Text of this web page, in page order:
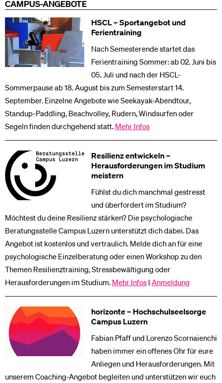
CAMPUS-ANGEBOTE
HSCL – Sportangebot und
Ferientraining
Nach Semesterende startet das
Ferientraining Sommer: ab 02. Juni bis
05. Juli und nach der HSCL-
Sommerpause ab 18. August bis zum Semesterstart 14.
September. Einzelne Angebote wie Seekayak-Abendtour,
Standup-Paddling, Beachvolley, Rudern, Windsurfen oder
Segeln finden durchgehend statt. Mehr Infos
Resilienz entwickeln –
Herausforderungen im Studium
meistern
Fühlst du dich manchmal gestresst
und überfordert im Studium?
Möchtest du deine Resilienz stärken? Die psychologische
Beratungsstelle Campus Luzern unterstützt dich dabei. Das
Angebot ist kostenlos und vertraulich. Melde dich an für eine
psychologische Einzelberatung oder einen Workshop zu den
Themen Resilienztraining, Stressbewältigung oder
Herausforderungen im Studium. Mehr Infos | Anmeldung
horizonte – Hochschulseelsorge
Campus Luzern
Fabian Pfaff und Lorenzo Scornaienchi
haben immer ein offenes Ohr für eure
Anliegen und Herausforderungen. Mit
unserem Coaching-Angebot begleiten und unterstützen wir euch